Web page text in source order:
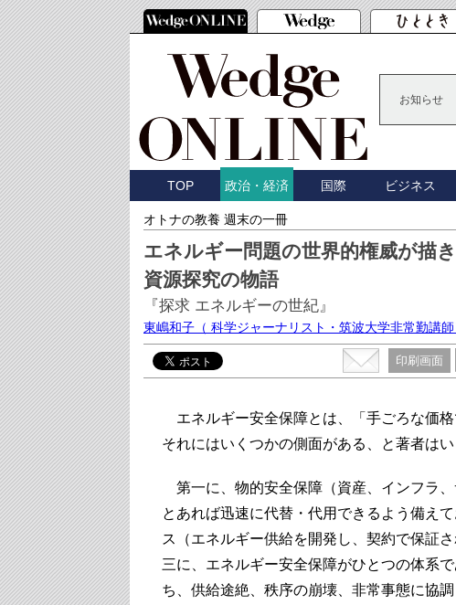
お知らせ
TOP 政治・経済 国際 ビジネス
オトナの教養 週末の一冊
エネルギー問題の世界的権威が描
資源探究の物語
『探求 エネルギーの世紀』
東嶋和子 （ 科学ジャーナリスト・筑波大学非常勤講師
印刷画面
エネルギー安全保障とは、「手ごろな価
それにはいくつかの側面がある、と著者はい
第一に、物的安全保障（資産、インフラ
とあれば迅速に代替・代用できるよう備え
ス（エネルギー供給を開発し、契約で保証
三に、エネルギー安全保障がひとつの体系
ち、供給途絶、秩序の崩壊、非常事態に協